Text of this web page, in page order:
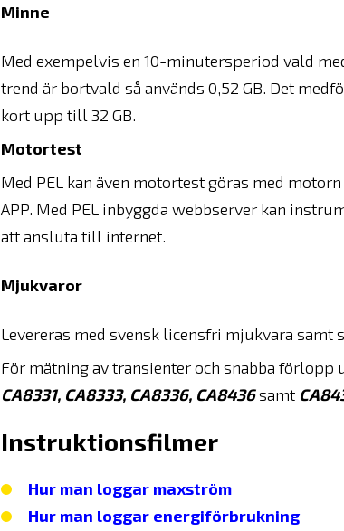
Minne
Med exempelvis en 10-minutersperiod vald
trend är bortvald så används 0,52 GB. Det
kort upp till 32 GB.
Motortest
Med PEL kan även motortest göras med
APP. Med PEL inbyggda webbserver kan
att ansluta till internet.
Mjukvaror
Levereras med svensk licensfri mjukvara samt
För mätning av transienter och snabba förlopp
CA8331, CA8333, CA8336, CA8436samt
Instruktionsfilmer
Hur man loggar maxström
Hur man loggar energiförbrukning